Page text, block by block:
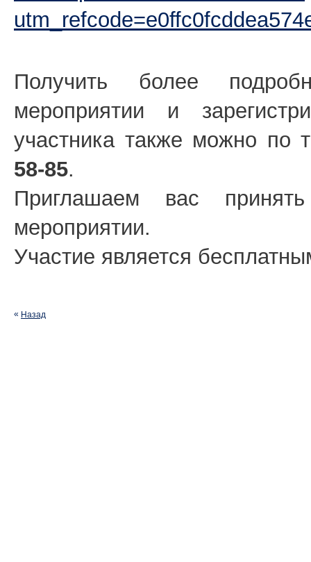
Получить более
мероприятии и
участника также можно по
58-85.
Приглашаем вас
мероприятии.
Участие является
Назад